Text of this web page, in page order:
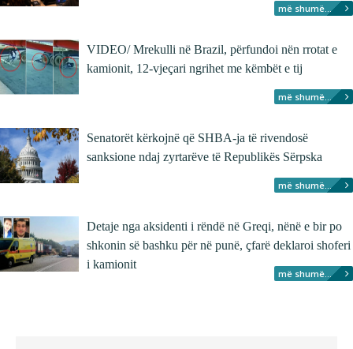
më shumë...
VIDEO/ Mrekulli në Brazil, përfundoi nën rrotat e
kamionit, 12-vjeçari ngrihet me këmbët e tij
më shumë...
Senatorët kërkojnë që SHBA-ja të rivendosë
sanksione ndaj zyrtarëve të Republikës Sërpska
më shumë...
Detaje nga aksidenti i rëndë në Greqi, nënë e bir po
shkonin së bashku për në punë, çfarë deklaroi shoferi
i kamionit
më shumë...